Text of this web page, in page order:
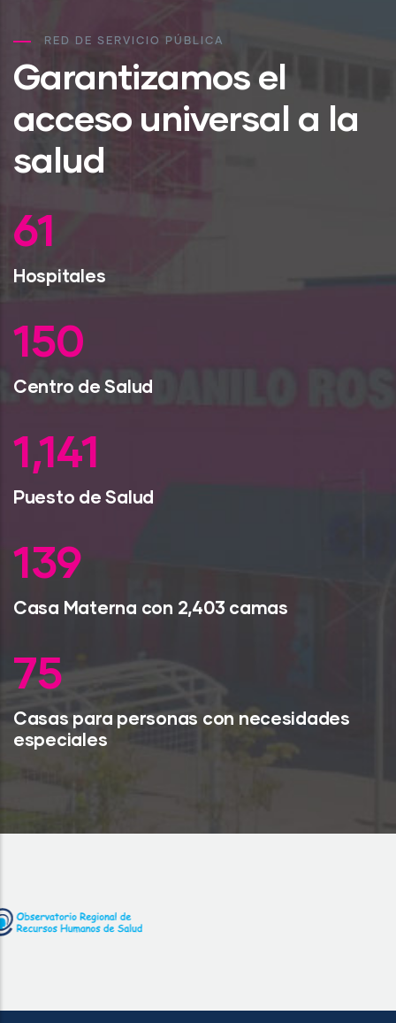
Garantizamos el
acceso universal a la
salud
79
Hospitales
193
1,470
179
98
Casas para personas con necesidades
especiales